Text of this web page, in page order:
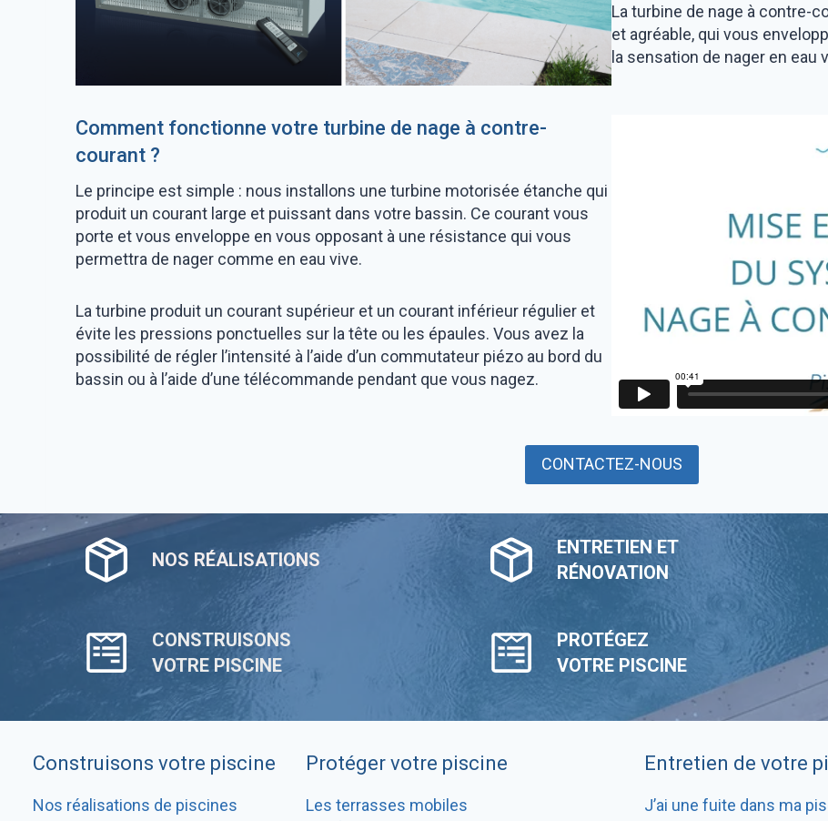
PISCINE AVEC TERRASSE MOBILE
LA PROTECTION DE LA PISCINE LES
PISCINE EN
BÉTON ARMÉ
PISCINE EN
ACIER MONOBLOC
PISCINE EN
ACIER MODULAIRE
COQUE
LES ABRIS
La turbine de nage à contre-
et agréable, qui vous
la sensation de nager en eau
Comment fonctionne votre turbine de nage à contre-
courant ?
Le principe est simple : nous installons une turbine motorisée étanche qui
produit un courant large et puissant dans votre bassin. Ce courant vous
porte et vous enveloppe en vous opposant à une résistance qui vous
permettra de nager comme en eau vive.
La turbine produit un courant supérieur et un courant inférieur régulier et
évite les pressions ponctuelles sur la tête ou les épaules. Vous avez la
possibilité de régler l’intensité à l’aide d’un commutateur piézo au bord du
bassin ou à l’aide d’une télécommande pendant que vous nagez.
CONTACTEZ-NOUS
NOS RÉALISATIONS
CONSTRUISONS
VOTRE PISCINE
ENTRETIEN ET
RÉNOVATION
PROTÉGEZ
VOTRE PISCINE
Construisons votre piscine
Nos réalisations de piscines
Protéger votre piscine
Les terrasses mobiles
Entretien de votre
J’ai une fuite dans ma